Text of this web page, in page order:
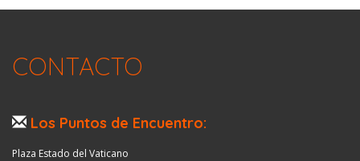
CONTACTO
Los Puntos de Encuentro:
Plaza Estado del Vaticano